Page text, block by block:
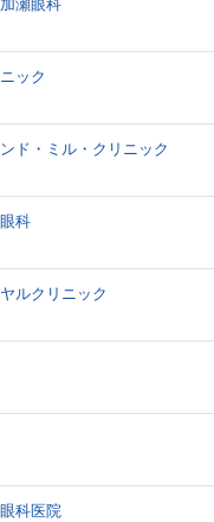
瀬眼科
ック
・ミル・クリニック
科
ルクリニック
科医院